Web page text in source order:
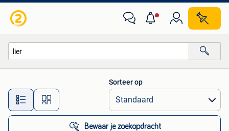
Alle afstanden…
Sorteer op
Bewaar je zoekopdracht